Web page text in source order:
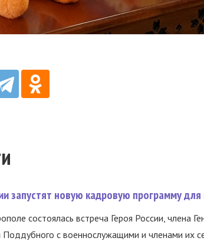
запустят новую кадровую программу
состоялась встреча Героя России, члена
Поддубного с военнослужащими и членами их